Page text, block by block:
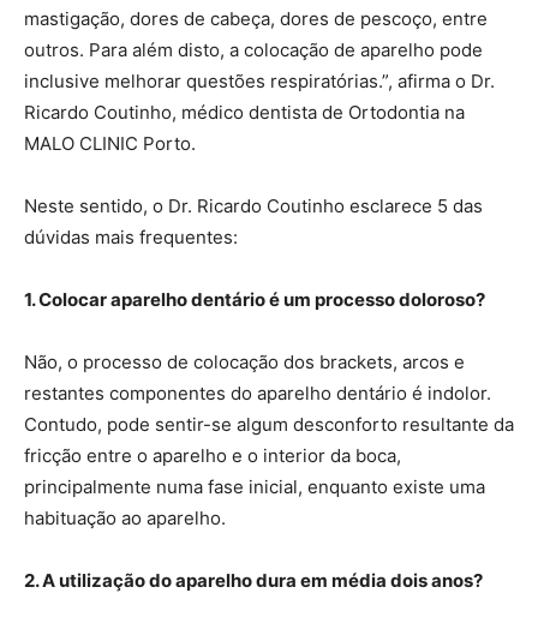
mastigação, dores de cabeça, dores de pescoço, entre
outros. Para além disto, a colocação de aparelho pode
inclusive melhorar questões respiratórias.”, afirma o Dr.
Ricardo Coutinho, médico dentista de Ortodontia na
MALO CLINIC Porto.
Neste sentido, o Dr. Ricardo Coutinho esclarece 5 das
dúvidas mais frequentes:
1. Colocar aparelho dentário é um processo doloroso?
Não, o processo de colocação dos brackets, arcos e
restantes componentes do aparelho dentário é indolor.
Contudo, pode sentir-se algum desconforto resultante da
fricção entre o aparelho e o interior da boca,
principalmente numa fase inicial, enquanto existe uma
habituação ao aparelho.
2. A utilização do aparelho dura em média dois anos?